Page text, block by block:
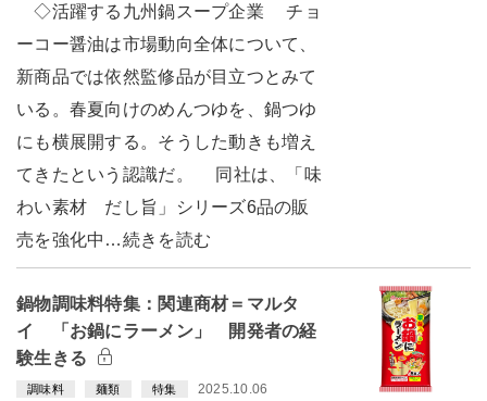
◇活躍する九州鍋スープ企業 チョ
ーコー醤油は市場動向全体について、
新商品では依然監修品が目立つとみて
いる。春夏向けのめんつゆを、鍋つゆ
にも横展開する。そうした動きも増え
てきたという認識だ。 同社は、「味
わい素材 だし旨」シリーズ6品の販
売を強化中…続きを読む
鍋物調味料特集：関連商材＝マルタ
イ 「お鍋にラーメン」 開発者の経
験生きる
調味料 麺類 特集 2025.10.06